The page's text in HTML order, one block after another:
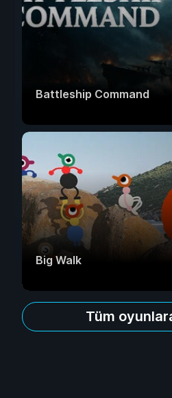
Battleship Command
Big Walk
Tüm